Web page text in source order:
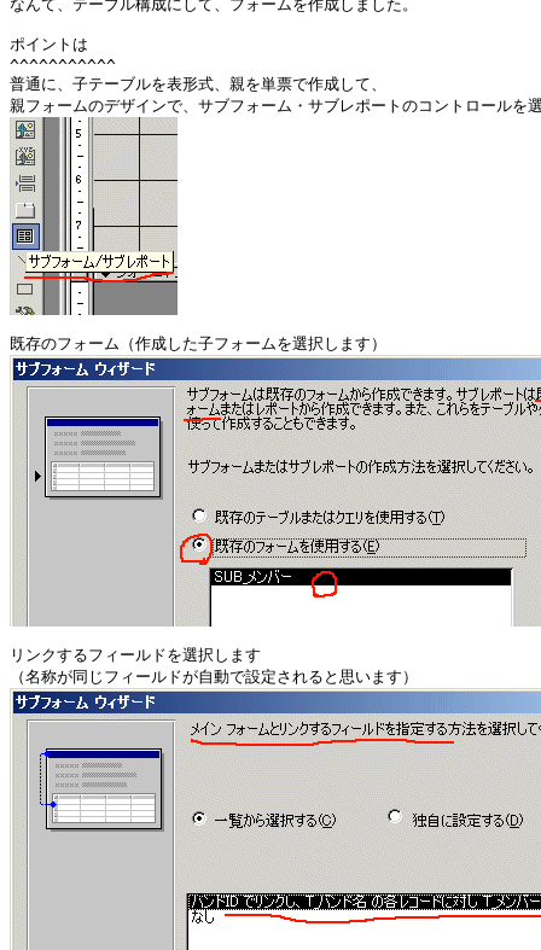
なんて、テーブル構成にして、フォームを作成しました。
ポイントは
^^^^^^^^^^^
普通に、子テーブルを表形式、親を単票で作成して、
リンクするフィールドを選択します